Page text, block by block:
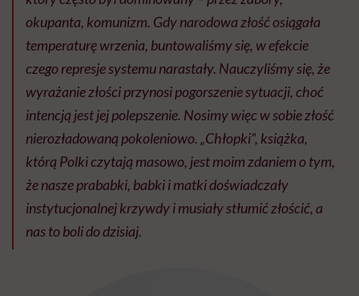
okupanta, komunizm. Gdy narodowa złość osiągała
temperaturę wrzenia, buntowaliśmy się, w efekcie
czego represje systemu narastały. Nauczyliśmy się, że
wyrażanie złości przynosi pogorszenie sytuacji, choć
intencją jest jej polepszenie. Nosimy więc w sobie złość
nierozładowaną pokoleniowo. „Chłopki”, książka,
którą Polki czytają masowo, jest moim zdaniem o tym,
że nasze prababki, babki i matki doświadczały
instytucjonalnej krzywdy i musiały stłumić złościć, a
nas to boli do dzisiaj.